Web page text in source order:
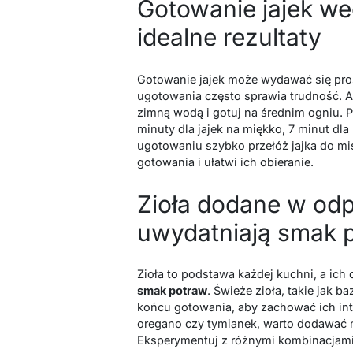
Gotowanie jajek
idealne rezultaty
Gotowanie jajek może wydawać się
ugotowania często sprawia trudność.
zimną wodą i gotuj na średnim ogniu.
minuty dla jajek na miękko, 7 minut
ugotowaniu szybko przełóż jajka do
gotowania i ułatwi ich obieranie.
Zioła dodane w
uwydatniają smak
Zioła to podstawa każdej kuchni, a
smak potraw. Świeże zioła, takie jak
końcu gotowania, aby zachować ich
oregano czy tymianek, warto dodawać
Eksperymentuj z różnymi